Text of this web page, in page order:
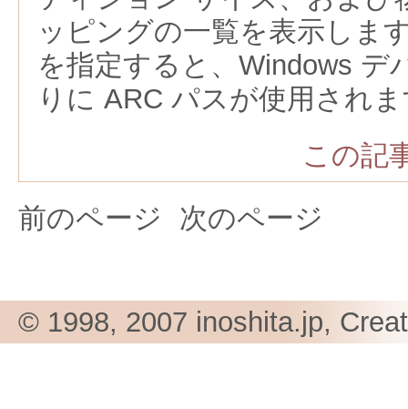
ッピングの一覧を表示しま
を指定すると、Windows デ
りに ARC パスが使用され
この記
前のページ
次のページ
© 1998, 2007 inoshita.jp,